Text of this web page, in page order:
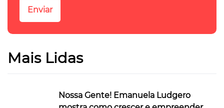
Mais Lidas
Nossa Gente! Emanuela Ludgero